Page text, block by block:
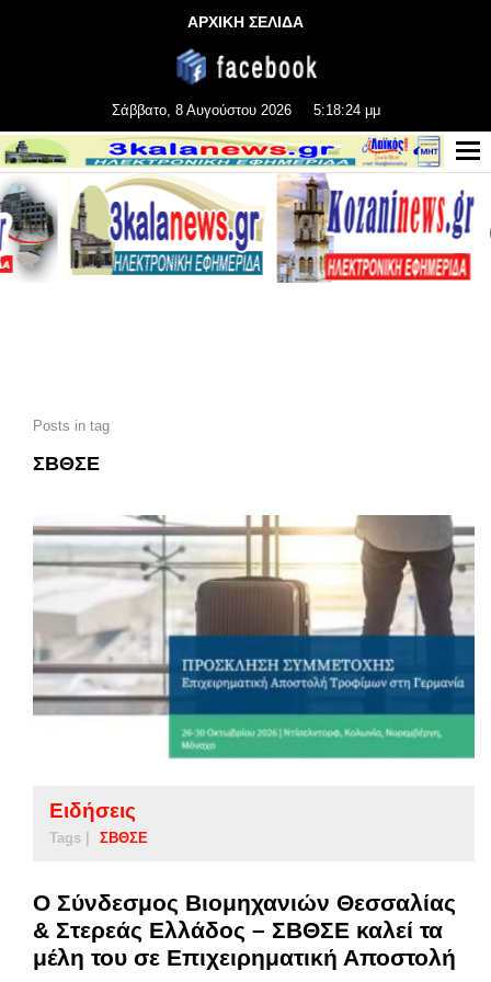
ΑΡΧΙΚΗ ΣΕΛΙΔΑ
Σάββατο, 8 Αυγούστου 2026 5:18:26 μμ
Posts in tag
ΣΒΘΣΕ
Ειδήσεις
Tags | ΣΒΘΣΕ
Ο Σύνδεσμος Βιομηχανιών Θεσσαλίας
& Στερεάς Ελλάδος – ΣΒΘΣΕ καλεί τα
μέλη του σε Επιχειρηματική Αποστολή